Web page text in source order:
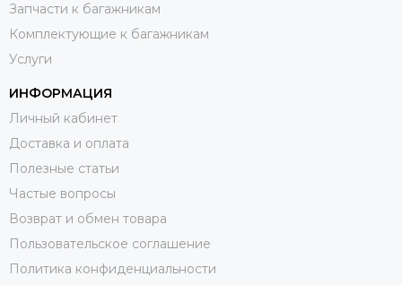
Запчасти к багажникам
Комплектующие к багажникам
Услуги
ИНФОРМАЦИЯ
Личный кабинет
Доставка и оплата
Полезные статьи
Частые вопросы
Возврат и обмен товара
Пользовательское соглашение
Политика конфиденциальности